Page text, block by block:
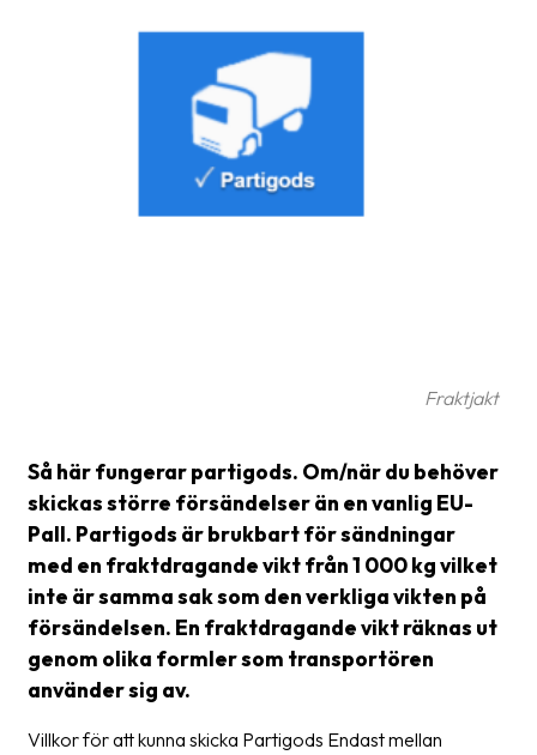
Frakthandlingar
Skrivarinställningar
Nedladdningar
Streckkodsläsare
Kundtjänst
Om
företaget
Om
Fraktjakt
Fraktjakt
Så här fungerar partigods. Om/när du behöver
skickas större försändelser än en vanlig EU-
Pall. Partigods är brukbart för sändningar
med en fraktdragande vikt från 1 000 kg vilket
inte är samma sak som den verkliga vikten på
försändelsen. En fraktdragande vikt räknas ut
genom olika formler som transportören
använder sig av.
Villkor för att kunna skicka Partigods Endast mellan